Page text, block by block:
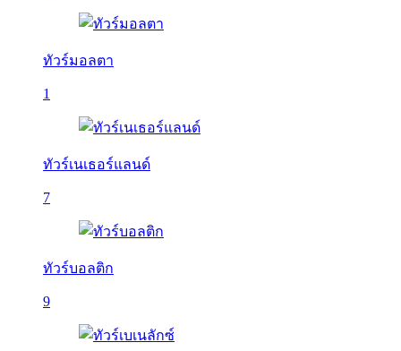
ทัวร์มอลตา
1
ทัวร์เนเธอร์แลนด์
7
ทัวร์บอลติก
9